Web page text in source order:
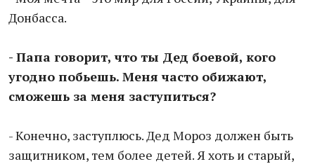
Донбасса.
- Папа говорит, что ты Дед боевой, кого
угодно побьешь. Меня часто обижают,
сможешь за меня заступиться?
- Конечно, заступлюсь. Дед Мороз должен быть
защитником, тем более детей. Я хоть и старый,